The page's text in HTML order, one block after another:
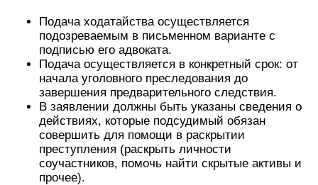
Подача ходатайства осуществляется
подозреваемым в письменном варианте с
подписью его адвоката.
Подача осуществляется в конкретный срок: от
начала уголовного преследования до
завершения предварительного следствия.
В заявлении должны быть указаны сведения о
действиях, которые подсудимый обязан
совершить для помощи в раскрытии
преступления (раскрыть личности
соучастников, помочь найти скрытые активы и
прочее).